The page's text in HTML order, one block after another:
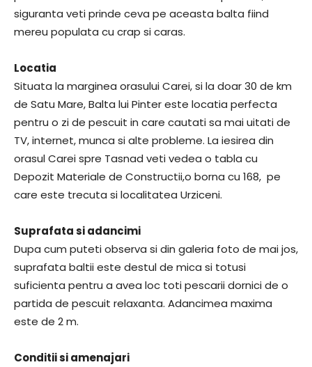
siguranta veti prinde ceva pe aceasta balta fiind
mereu populata cu crap si caras.
Locatia
Situata la marginea orasului Carei, si la doar 30 de km
de Satu Mare, Balta lui Pinter este locatia perfecta
pentru o zi de pescuit in care cautati sa mai uitati de
TV, internet, munca si alte probleme. La iesirea din
orasul Carei spre Tasnad veti vedea o tabla cu
Depozit Materiale de Constructii,o borna cu 168, pe
care este trecuta si localitatea Urziceni.
Suprafata si adancimi
Dupa cum puteti observa si din galeria foto de mai jos,
suprafata baltii este destul de mica si totusi
suficienta pentru a avea loc toti pescarii dornici de o
partida de pescuit relaxanta. Adancimea maxima
este de 2 m.
Conditii si amenajari